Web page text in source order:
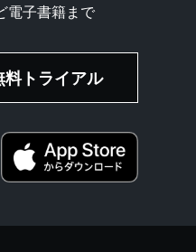
電子書籍まで
料トライアル